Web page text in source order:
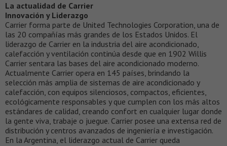
La actualidad de Carrier
Innovación y Liderazgo
Carrier forma parte de United Technologies Corporation, una de
las 20 compañías más grandes de los Estados Unidos. El
liderazgo de Carrier en la industria del aire acondicionado,
calefacción y ventilación continúa desde que en 1902 Willis
Carrier sentara las bases del aire acondicionado moderno.
Actualmente Carrier opera en 145 países, brindando la
selección más amplia de sistemas de aire acondicionado y
calefacción, con equipos silenciosos, compactos, eficientes,
ecológicamente responsables y que cumplen con los más altos
estándares de calidad, creando confort en cualquier lugar donde
la gente viva, trabaje o juegue. Carrier posee una extensa red de
distribución y centros avanzados de ingeniería e investigación.
En la Argentina, el liderazgo actual de Carrier queda